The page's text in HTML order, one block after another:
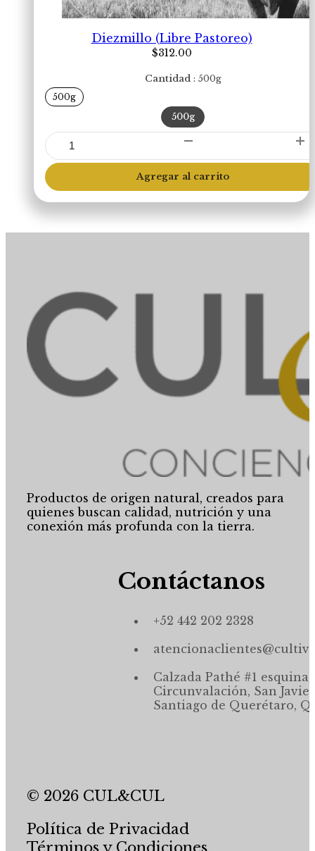
Diezmillo (Libre Pastoreo)
$312.00
Cantidad 500g
500g
500g
Diezmillo
(Libre
Pastoreo)
cantidad
Agregar al carrito
Productos de origen natural, creados para
quienes buscan calidad, nutrición y una
conexión más profunda con la tierra.
Contáctanos
+52 442 202 2328
Calzada Pathé #1 esquina,
Circunvalación, San
Santiago de Querétaro,
© 2026 CUL&CUL
Política de Privacidad
Términos y Condiciones